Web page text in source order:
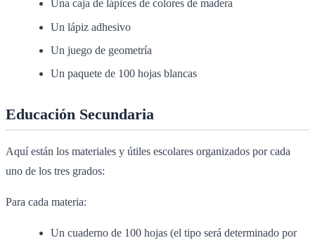
Una caja de lápices de colores de madera
Un lápiz adhesivo
Un juego de geometría
Un paquete de 100 hojas blancas
Educación Secundaria
Aquí están los materiales y útiles escolares organizados por cada
uno de los tres grados:
Para cada materia:
Un cuaderno de 100 hojas (el tipo será determinado por